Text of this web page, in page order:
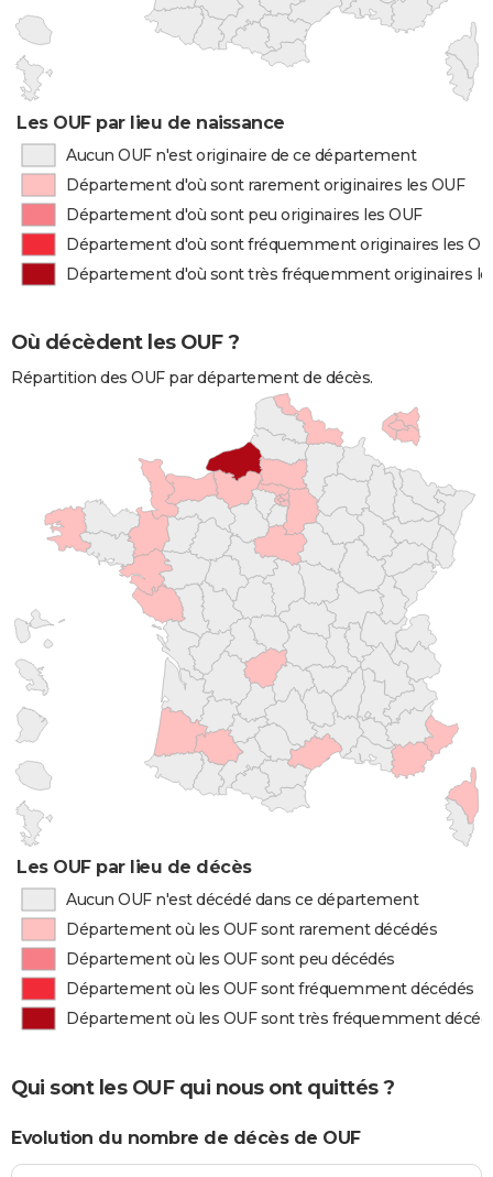
Les OUF par lieu de naissance
Aucun OUF n'est originaire de ce département
Département d'où sont rarement originaires les OUF
Département d'où sont peu originaires les OUF
Département d'où sont fréquemment originaires les
Département d'où sont très fréquemment originaires
Où décèdent les OUF ?
Répartition des OUF par département de décès.
Les OUF par lieu de décès
Aucun OUF n'est décédé dans ce département
Département où les OUF sont rarement décédés
Département où les OUF sont peu décédés
Département où les OUF sont fréquemment décédés
Département où les OUF sont très fréquemment
Qui sont les OUF qui nous ont quittés ?
Evolution du nombre de décès de OUF